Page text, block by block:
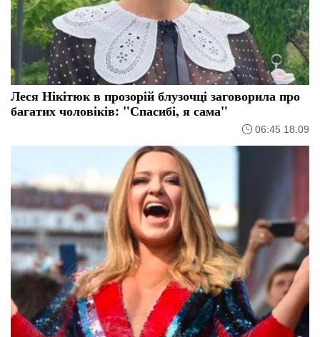
Леся Нікітюк в прозорій блузочці заговорила про
багатих чоловіків: "Спасибі, я сама"
06:45 18.09